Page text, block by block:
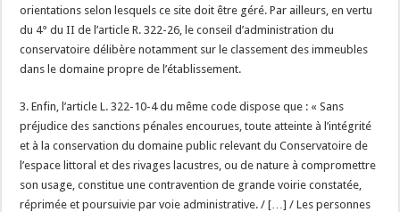
orientations selon lesquels ce site doit être géré. Par ailleurs, en vertu
du 4° du II de l’article R. 322-26, le conseil d’administration du
conservatoire délibère notamment sur le classement des immeubles
dans le domaine propre de l’établissement.
3. Enfin, l’article L. 322-10-4 du même code dispose que : « Sans
préjudice des sanctions pénales encourues, toute atteinte à l’intégrité
et à la conservation du domaine public relevant du Conservatoire de
l’espace littoral et des rivages lacustres, ou de nature à compromettre
son usage, constitue une contravention de grande voirie constatée,
réprimée et poursuivie par voie administrative. / […] / Les personnes